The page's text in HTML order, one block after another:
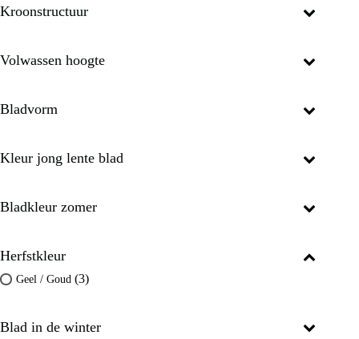
Kroonstructuur
Volwassen hoogte
Bladvorm
Kleur jong lente blad
Bladkleur zomer
Herfstkleur
Geel / Goud (3)
Blad in de winter